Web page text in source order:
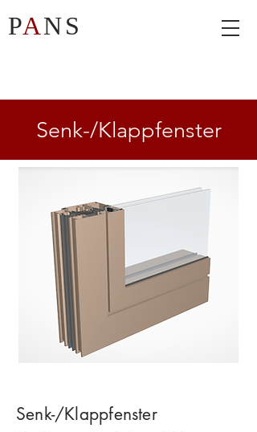
PANS
Senk-/Klappfenster
Senk-/Klappfenster